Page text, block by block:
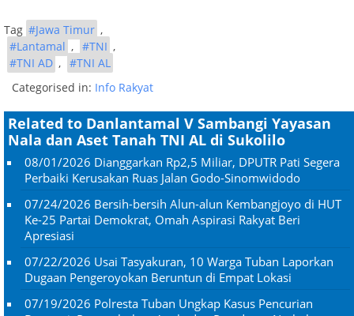
Tag #Jawa Timur ,
#Lantamal , #TNI ,
#TNI AD , #TNI AL
Categorised in: Info Rakyat
Related to Danlantamal V Sambangi Yayasan
Nala dan Aset Tanah TNI AL di Sukolilo
08/01/2026 Dianggarkan Rp2,5 Miliar, DPUTR Pati Segera
Perbaiki Kerusakan Ruas Jalan Godo-Sinomwidodo
07/24/2026 Bersih-bersih Alun-alun Kembangjoyo di HUT
Ke-25 Partai Demokrat, Omah Aspirasi Rakyat Beri
Apresiasi
07/22/2026 Usai Tasyakuran, 10 Warga Tuban Laporkan
Dugaan Pengeroyokan Beruntun di Empat Lokasi
07/19/2026 Polresta Tuban Ungkap Kasus Pencurian